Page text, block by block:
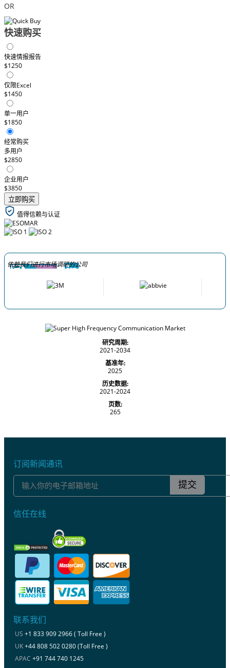
OR
快速购买
快速情报报告
$1250
仅限Excel
$1450
单一用户
$1850
经常购买
多用户
$2850
企业用户
$3850
立即购买
值得信赖与认证
依赖我们进行市场调研的公司
研究周期:
2021-2034
基准年:
2025
历史数据:
2021-2024
页数:
265
订阅新闻通讯
提交
信任在线
联系我们
US +1 833 909 2966 ( Toll Free )
UK+44 808 502 0280 (Toll Free )
APAC +91 744 740 1245